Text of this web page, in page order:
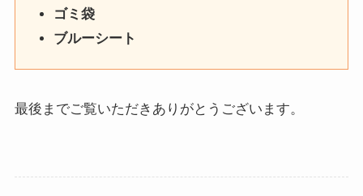
ゴミ袋
ブルーシート
最後までご覧いただきありがとうございます。